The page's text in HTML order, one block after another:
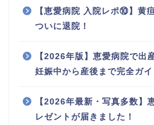
【恵愛病院 入院レポ⑩】黄
ついに退院！
【2026年版】恵愛病院で出
妊娠中から産後まで完全ガイ
【2026年最新・写真多数】
レゼントが届きました！